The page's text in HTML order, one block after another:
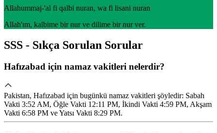
Allahummaj-'al fi qalbi nuran, wa fi lisani nuran
Allah'ım, kalbime bir nur ve dilime bir nur ver.
SSS - Sıkça Sorulan Sorular
Hafızabad için namaz vakitleri nelerdir?
Pakistan, Hafızabad için bugünkü namaz vakitleri şöyledir: Sabah
Vakti 3:52 AM, Öğle Vakti 12:11 PM, İkindi Vakti 4:59 PM, Akşam
Vakti 6:58 PM ve Yatsı Vakti 8:29 PM.